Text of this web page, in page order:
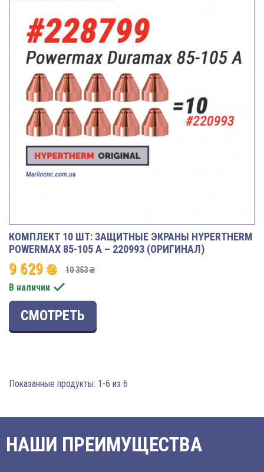
КОМПЛЕКТ 10 ШТ: ЗАЩИТНЫЕ ЭКРАНЫ HYPERTHERM
POWERMAX 85-105 A – 220993 (ОРИГИНАЛ)
9 629 ₴ 10 353 ₴
В наличии 
СМОТРЕТЬ
Показанные продукты: 1-6 из 6
НАШИ ПРЕИМУЩЕСТВА